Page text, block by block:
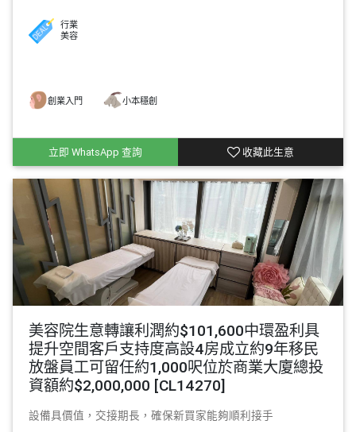
行業
美容
創業入門 小本穩創
立即 WhatsApp 查詢 收藏此生意
美容院生意轉讓利潤約$101,600中環盈利具
提升空間客戶支持度高設4房成立約9年移民
放盤員工可留任約1,000呎位於商業大廈總投
資額約$2,000,000 [CL14270]
設備具價值，交接期長，確保新買家能夠順利接手